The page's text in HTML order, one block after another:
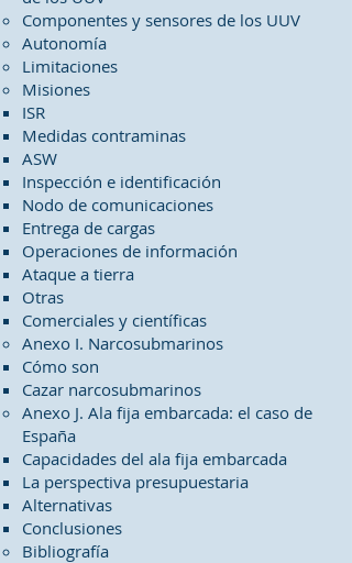
Componentes y sensores de los UUV
Autonomía
Limitaciones
Misiones
ISR
Medidas contraminas
ASW
Inspección e identificación
Nodo de comunicaciones
Entrega de cargas
Operaciones de información
Ataque a tierra
Otras
Comerciales y científicas
Anexo I. Narcosubmarinos
Cómo son
Cazar narcosubmarinos
Anexo J. Ala fija embarcada: el caso de
España
Capacidades del ala fija embarcada
La perspectiva presupuestaria
Alternativas
Conclusiones
Bibliografía